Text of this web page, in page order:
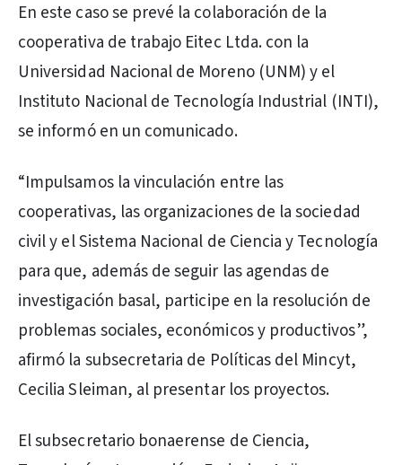
En este caso se prevé la colaboración de la
cooperativa de trabajo Eitec Ltda. con la
Universidad Nacional de Moreno (UNM) y el
Instituto Nacional de Tecnología Industrial (INTI),
se informó en un comunicado.
“Impulsamos la vinculación entre las
cooperativas, las organizaciones de la sociedad
civil y el Sistema Nacional de Ciencia y Tecnología
para que, además de seguir las agendas de
investigación basal, participe en la resolución de
problemas sociales, económicos y productivos”,
afirmó la subsecretaria de Políticas del Mincyt,
Cecilia Sleiman, al presentar los proyectos.
El subsecretario bonaerense de Ciencia,